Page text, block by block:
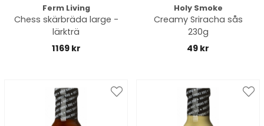
Ferm Living
Chess skärbräda large -
lärkträ
1169 kr
Holy Smoke
Creamy Sriracha sås
230g
49 kr